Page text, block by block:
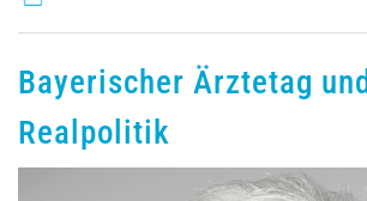
Aktuelles Heft
CME
Bayerischer Ärztetag und
Realpolitik